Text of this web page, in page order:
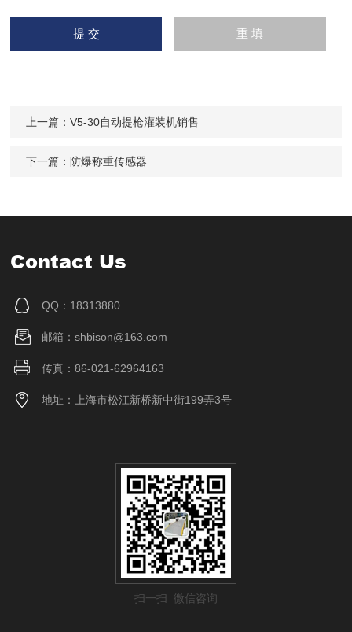
上一篇：V5-30自动提枪灌装机销售
下一篇： 防爆称重传感器
Contact Us
QQ：18313880
邮箱：shbison@163.com
传真：86-021-62964163
地址：上海市松江新桥新中街199弄3号
扫一扫 微信咨询